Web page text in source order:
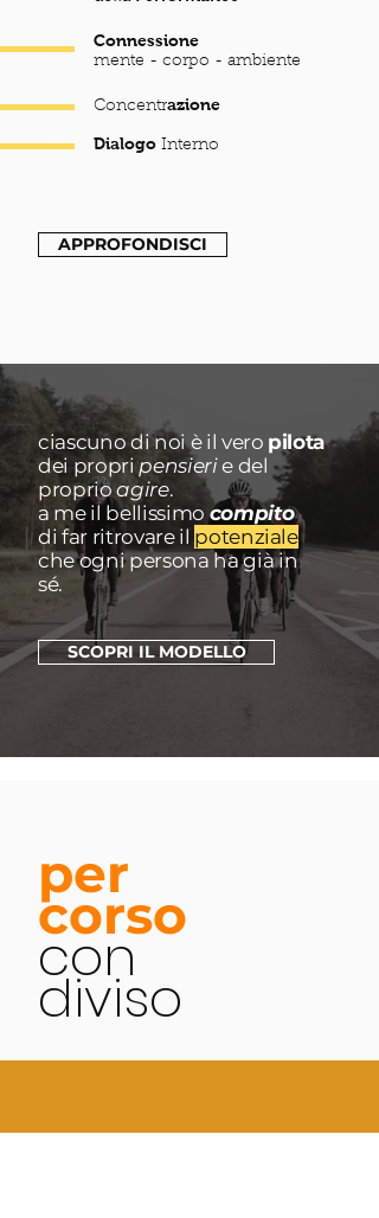
Connessione
mente - corpo - ambiente
Concentrazione
Dialogo Interno
APPROFONDISCI
ciascuno di noi è il vero pilota
dei propripensierie del
proprioagire.
a me il bellissimocompito
di far ritrovare il potenziale
che ogni persona ha già in
sé.
SCOPRI IL MODELLO
per
corso
con
diviso